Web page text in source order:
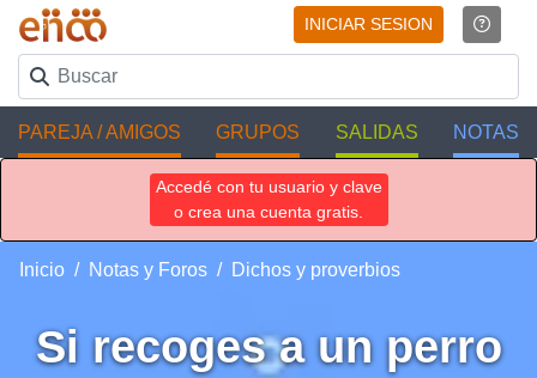
INICIAR SESION
PAREJA / AMIGOS GRUPOS SALIDAS NOTAS
Accedé con tu usuario y clave
o crea una cuenta gratis.
Inicio Notas y Foros Dichos y proverbios
Si recoges a un perro